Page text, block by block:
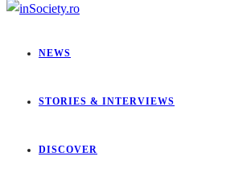
NEWS
STORIES & INTERVIEWS
DISCOVER